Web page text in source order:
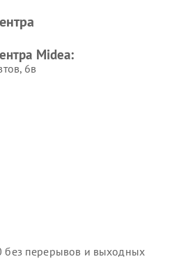
Midea
Midea:
6в
перерывов и выходных